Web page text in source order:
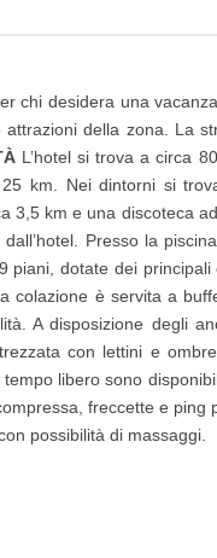
chi desidera una vacanza
della zona. La
L’hotel si trova a circa
km. Nei dintorni si
3,5 km e una discoteca
Presso la
piani, dotate dei principali
colazione è servita a
A disposizione degli
con lettini e
libero sono
freccette e ping
possibilità di massaggi.